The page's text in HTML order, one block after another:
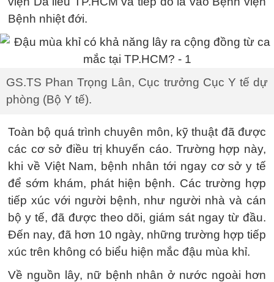
Bệnh nhiệt đới.
GS.TS Phan Trọng Lân, Cục trưởng Cục Y tế dự
phòng (Bộ Y tế).
Toàn bộ quá trình chuyên môn, kỹ thuật đã được
các cơ sở điều trị khuyến cáo. Trường hợp này,
khi về Việt Nam, bệnh nhân tới ngay cơ sở y tế
để sớm khám, phát hiện bệnh. Các trường hợp
tiếp xúc với người bệnh, như người nhà và cán
bộ y tế, đã được theo dõi, giám sát ngay từ đầu.
Đến nay, đã hơn 10 ngày, những trường hợp tiếp
xúc trên không có biểu hiện mắc đậu mùa khỉ.
Về nguồn lây, nữ bệnh nhân ở nước ngoài hơn